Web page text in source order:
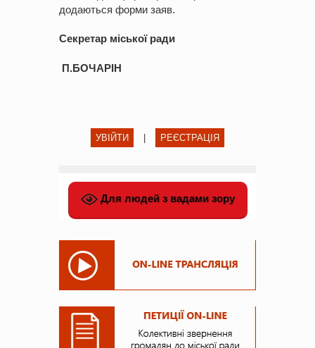
додаються форми заяв.
Секретар міської ради
П.БОЧАРІН
УВІЙТИ РЕЄСТРАЦІЯ
Для людей з вадами зору